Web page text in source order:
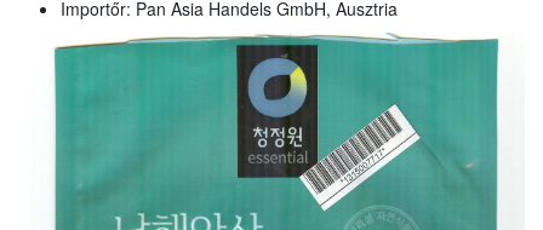
Importőr: Pan Asia Handels GmbH, Ausztria